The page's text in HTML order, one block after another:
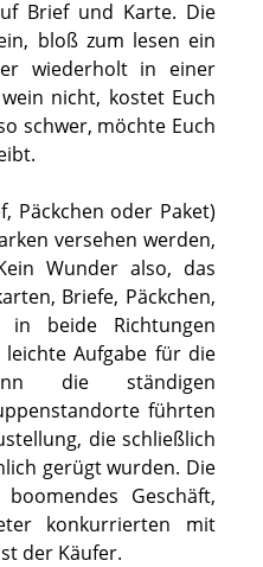
Brief und Karte. Die
bloß zum lesen ein
wiederholt in einer
nicht, kostet Euch
schwer, möchte Euch
Päckchen oder Paket)
versehen werden,
Wunder also, das
Briefe, Päckchen,
in beide Richtungen
Aufgabe für die
die ständigen
führten
die schließlich
gerügt wurden. Die
Geschäft,
konkurrierten mit
der Käufer.